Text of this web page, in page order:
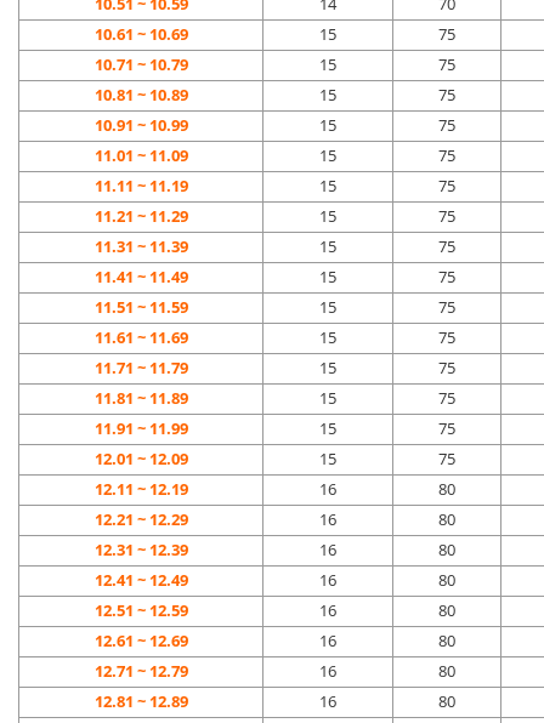
10.51 ~ 10.59
14
70
10.61 ~ 10.69
15
75
10.71 ~ 10.79
15
75
10.81 ~ 10.89
15
75
10.91 ~ 10.99
15
75
11.01 ~ 11.09
15
75
11.11 ~ 11.19
15
75
11.21 ~ 11.29
15
75
11.31 ~ 11.39
15
75
11.41 ~ 11.49
15
75
11.51 ~ 11.59
15
75
11.61 ~ 11.69
15
75
11.71 ~ 11.79
15
75
11.81 ~ 11.89
15
75
11.91 ~ 11.99
15
75
12.01 ~ 12.09
15
75
12.11 ~ 12.19
16
80
12.21 ~ 12.29
16
80
12.31 ~ 12.39
16
80
12.41 ~ 12.49
16
80
12.51 ~ 12.59
16
80
12.61 ~ 12.69
16
80
12.71 ~ 12.79
16
80
12.81 ~ 12.89
16
80